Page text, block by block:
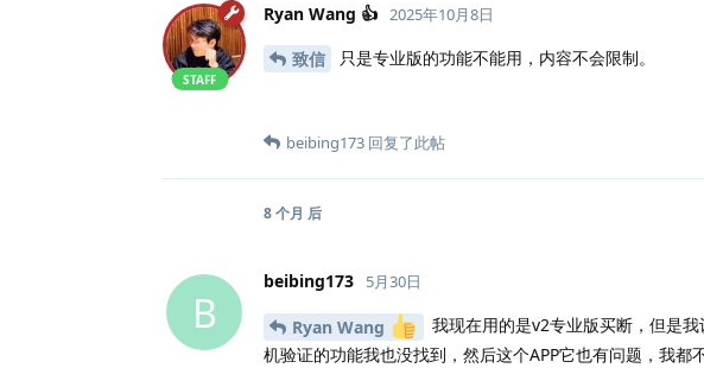
Ryan Wang 👍
STAFF
2025年10月8日
致信 只是专业版的功能不能用，内容不会限制。
beibing173 回复了此帖
8 个月 后
B
beibing173 5月30日
Ryan Wang
我现在用的是v2专业版买断，但是
机验证的功能我也没找到，然后这个APP它也有问题，我